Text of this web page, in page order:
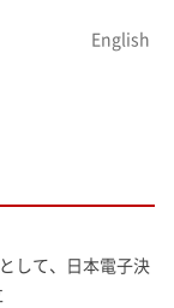
English
して、日本電子決